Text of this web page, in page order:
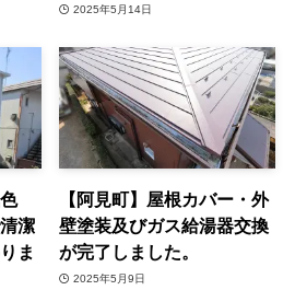
2025年5月14日
潔
ま
【阿見町】屋根カバー・外
壁塗装及びガス給湯器交換
が完了しました。
2025年5月9日